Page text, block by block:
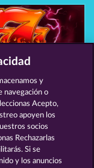
y
navegación o
Acepto,
apoyen los
socios
Rechazarlas
Si se
y los anuncios